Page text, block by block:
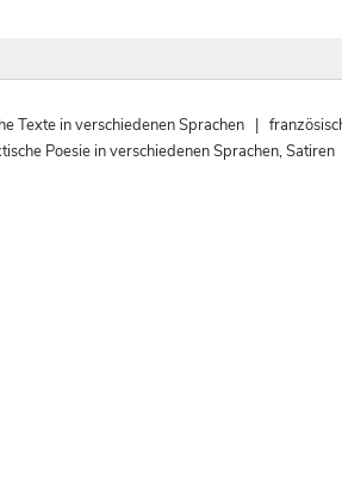
Texte in verschiedenen Sprachen |
Poesie in verschiedenen Sprachen,